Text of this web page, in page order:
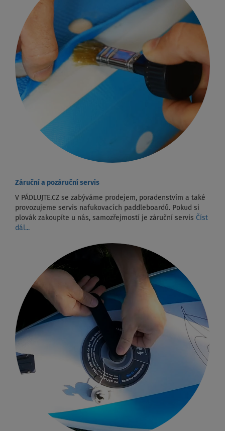
Záruční a pozáruční servis
V PÁDLUJTE.CZ se zabýváme prodejem, poradenstvím a také
provozujeme servis nafukovacích paddleboardů. Pokud si
plovák zakoupíte u nás, samozřejmostí je záruční servis Číst
dál...